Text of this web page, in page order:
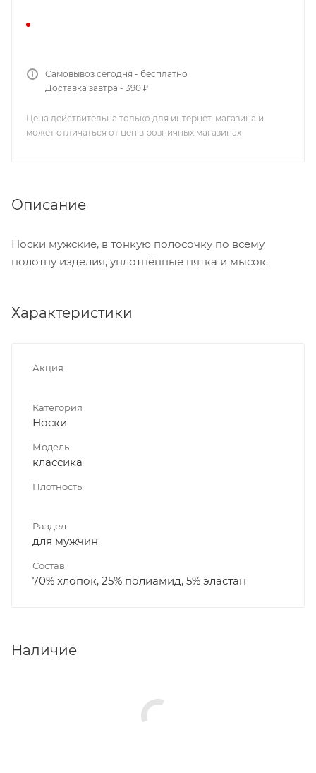
Самовывоз сегодня - бесплатно
Доставка завтра - 390 ₽
Цена действительна только для интернет-магазина и
может отличаться от цен в розничных магазинах
Описание
Носки мужские, в тонкую полосочку по всему
полотну изделия, уплотнённые пятка и мысок.
Характеристики
Акция
Категория
Носки
Модель
классика
Плотность
Раздел
для мужчин
Состав
70% хлопок, 25% полиамид, 5% эластан
Наличие